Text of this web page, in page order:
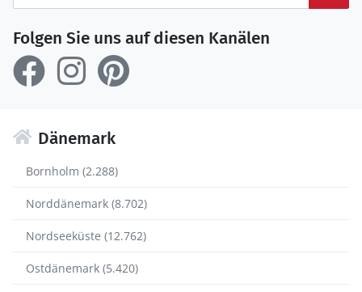
Folgen Sie uns auf diesen Kanälen
Dänemark
Bornholm (2.288)
Norddänemark (8.702)
Nordseeküste (12.762)
Ostdänemark (5.420)